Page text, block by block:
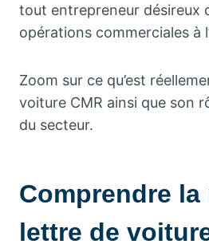
tout entrepreneur désireux
opérations commerciales à
Zoom sur ce qu’est
voiture CMR ainsi que son
du secteur.
Comprendre
lettre de